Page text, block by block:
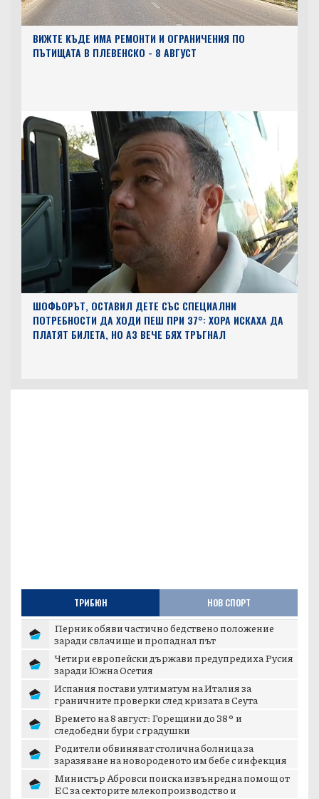
ВИЖТЕ КЪДЕ ИМА РЕМОНТИ И ОГРАНИЧЕНИЯ ПО
ПЪТИЩАТА В ПЛЕВЕНСКО - 8 АВГУСТ
ШОФЬОРЪТ, ОСТАВИЛ ДЕТЕ СЪС СПЕЦИАЛНИ
ПОТРЕБНОСТИ ДА ХОДИ ПЕШ ПРИ 37°: ХОРА ИСКАХА ДА
ПЛАТЯТ БИЛЕТА, НО АЗ ВЕЧЕ БЯХ ТРЪГНАЛ
ТРИБЮН НОВ СПОРТ
Перник обяви частично бедствено положение
заради свлачище и пропаднал път
Четири европейски държави предупредиха Русия
заради Южна Осетия
Испания постави ултиматум на Италия за
граничните проверки след кризата в Сеута
Времето на 8 август: Горещини до 38° и
следобедни бури с градушки
Родители обвиняват столична болница за
заразяване на новороденото им бебе с инфекция
Министър Абровси поиска извънредна помощ от
ЕС за секторите млекопроизводство и